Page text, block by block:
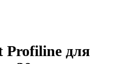
Profiline для